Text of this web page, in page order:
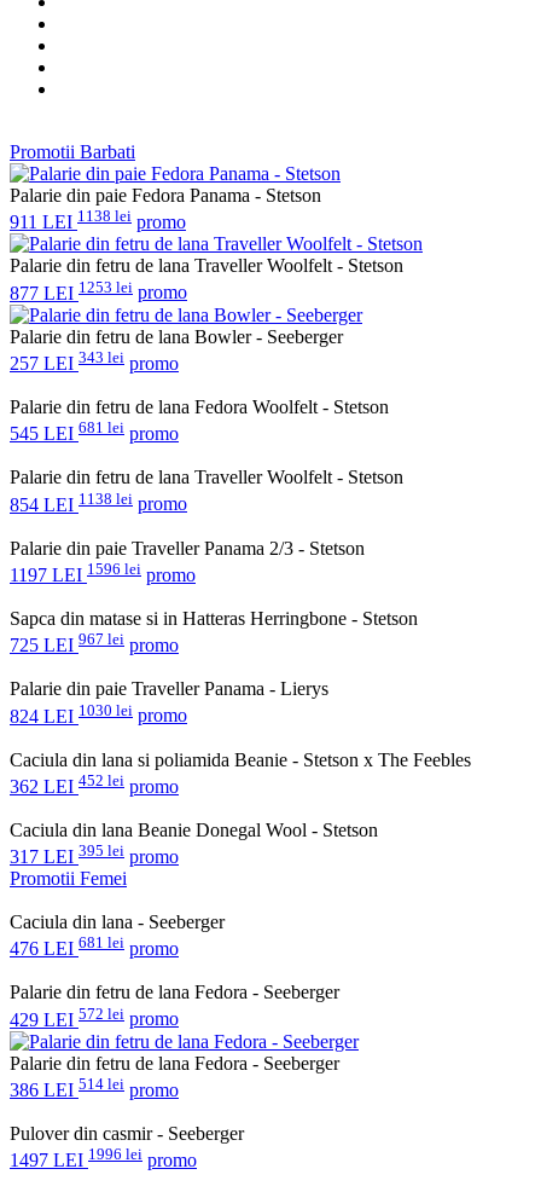
Promotii Barbati
Palarie din paie Fedora Panama - Stetson
911 LEI 1138 lei promo
Palarie din fetru de lana Traveller Woolfelt - Stetson
877 LEI 1253 lei promo
Palarie din fetru de lana Bowler - Seeberger
257 LEI 343 lei promo
Palarie din fetru de lana Fedora Woolfelt - Stetson
545 LEI 681 lei promo
Palarie din fetru de lana Traveller Woolfelt - Stetson
854 LEI 1138 lei promo
Palarie din paie Traveller Panama 2/3 - Stetson
1197 LEI 1596 lei promo
Sapca din matase si in Hatteras Herringbone - Stetson
725 LEI 967 lei promo
Palarie din paie Traveller Panama - Lierys
824 LEI 1030 lei promo
Caciula din lana si poliamida Beanie - Stetson x The Feebles
362 LEI 452 lei promo
Caciula din lana Beanie Donegal Wool - Stetson
317 LEI 395 lei promo
Promotii Femei
Caciula din lana - Seeberger
476 LEI 681 lei promo
Palarie din fetru de lana Fedora - Seeberger
429 LEI 572 lei promo
Palarie din fetru de lana Fedora - Seeberger
386 LEI 514 lei promo
Pulover din casmir - Seeberger
1497 LEI 1996 lei promo